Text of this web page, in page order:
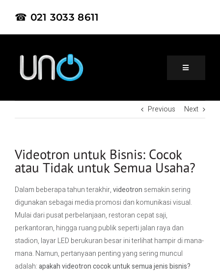
☎ 021 3033 8611
Home
Project
Contact Us
Previous Next
Videotron untuk Bisnis: Cocok
atau Tidak untuk Semua Usaha?
Dalam beberapa tahun terakhir,videotron semakin sering
digunakan sebagai media promosi dan komunikasi visual.
Mulai dari pusat perbelanjaan, restoran cepat saji,
perkantoran, hingga ruang publik seperti jalan raya dan
stadion, layar LED berukuran besar ini terlihat hampir di mana-
mana. Namun, pertanyaan penting yang sering muncul
adalah:apakah videotron cocok untuk semua jenis bisnis?